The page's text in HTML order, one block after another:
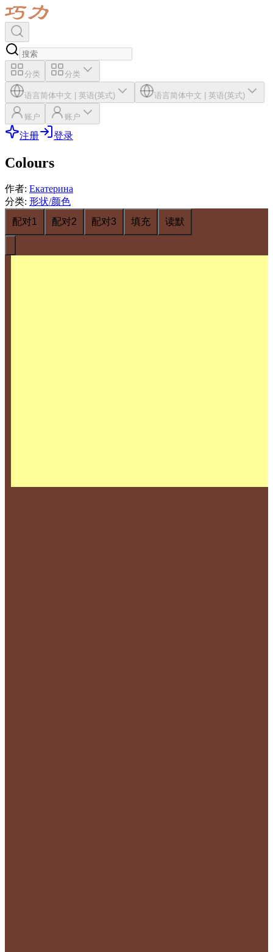
分类 分类
语言简体中文 | 英语(英式) 语言简体中文 | 英语(英式)
账户 账户
注册 登录
Colours
作者: Екатерина
分类: 形状/颜色
配对1
配对2 配对3 填充 读默